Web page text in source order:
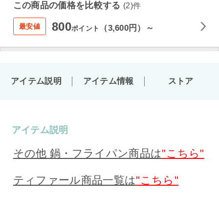
この商品の価格を比較する (2)件
最安値 800ポイント （3,600円）～
アイテム説明 アイテム情報 ストア
アイテム説明
その他 鍋・フライパン商品は"こちら"
ティファール商品一覧は"こちら"